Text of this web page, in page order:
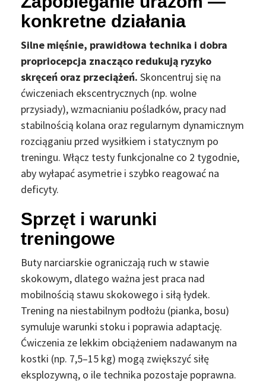
konkretne działania
Silne mięśnie, prawidłowa technika i dobra
propriocepcja znacząco redukują ryzyko
skręceń oraz przeciążeń. Skoncentruj się na
ćwiczeniach ekscentrycznych (np. wolne
przysiady), wzmacnianiu pośladków, pracy nad
stabilnością kolana oraz regularnym dynamicznym
rozciąganiu przed wysiłkiem i statycznym po
treningu. Włącz testy funkcjonalne co 2 tygodnie,
aby wyłapać asymetrie i szybko reagować na
deficyty.
Sprzęt i warunki
treningowe
Buty narciarskie ograniczają ruch w stawie
skokowym, dlatego ważna jest praca nad
mobilnością stawu skokowego i siłą łydek.
Trening na niestabilnym podłożu (pianka, bosu)
symuluje warunki stoku i poprawia adaptację.
Ćwiczenia ze lekkim obciążeniem nadawanym na
kostki (np. 7,5–15 kg) mogą zwiększyć siłę
eksplozywną, o ile technika pozostaje poprawna.